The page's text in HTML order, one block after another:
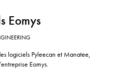
Eomys
logiciels Pyleecan et Manatee,
Eomys.